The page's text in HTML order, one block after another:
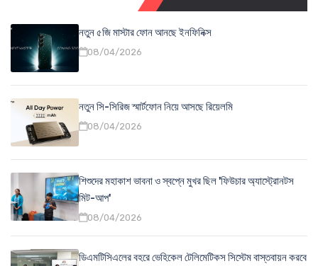
নতুন ৫জি মাস্টার ফোন আনছে ইনফিনিক্স
08/04/2026
নতুন সি-সিরিজ স্মার্টফোন নিয়ে আসছে রিয়েলমি
08/04/2026
শিশুদের মহাকাশ ভাবনা ও স্বপ্নে মুখর ছিল 'ফিউচার অ্যাস্ট্রোনটস
মিট-আপ'
08/04/2026
ডিএমটিসিএলের বহরে ভেহিকেল টেলিমেটিকস সিস্টেম বাস্তবায়ন করবে